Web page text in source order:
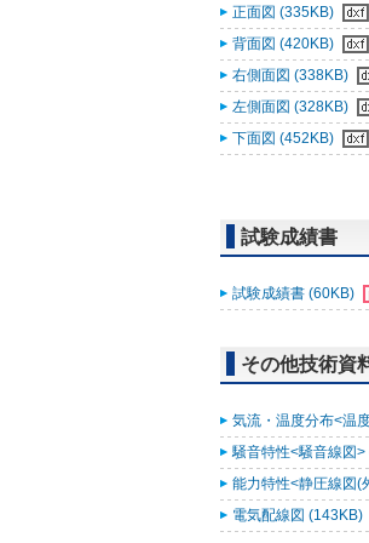
正面図 (335KB)
背面図 (420KB)
右側面図 (338KB)
左側面図 (328KB)
下面図 (452KB)
試験成績書
試験成績書 (60KB)
その他技術資
気流・温度分布<温
騒音特性<騒音線図
能力特性<静圧線図(
電気配線図 (143KB)